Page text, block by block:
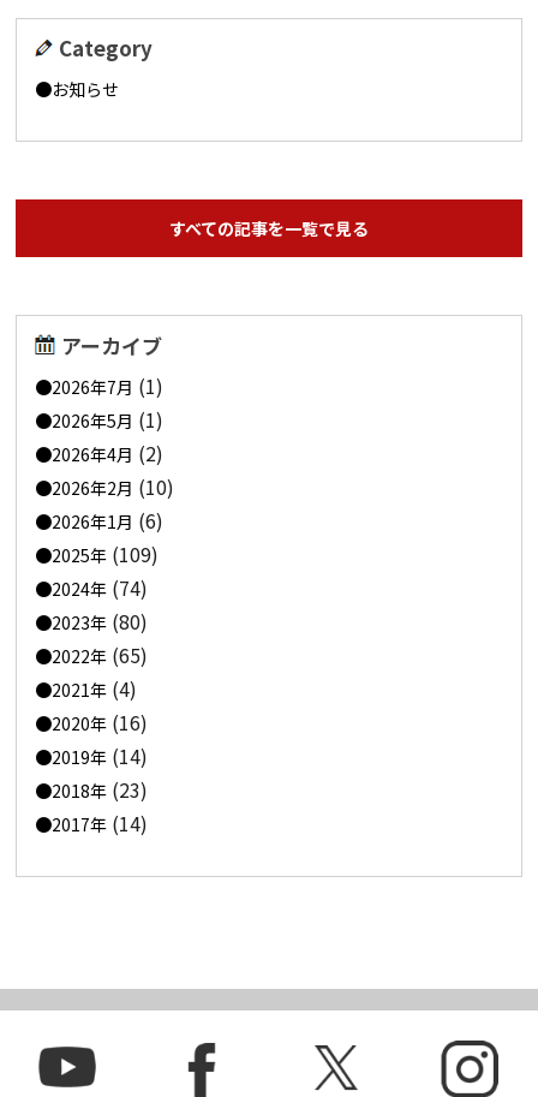
Category
お知らせ
すべての記事を一覧で見る
アーカイブ
2026年7月 (1)
2026年5月 (1)
2026年4月 (2)
2026年2月 (10)
2026年1月 (6)
2025年 (109)
2024年 (74)
2023年 (80)
2022年 (65)
2021年 (4)
2020年 (16)
2019年 (14)
2018年 (23)
2017年 (14)